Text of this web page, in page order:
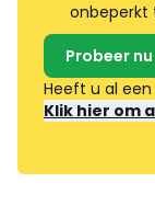
onbeperkt
Probeer nu
Heeft u al
Klik hier om